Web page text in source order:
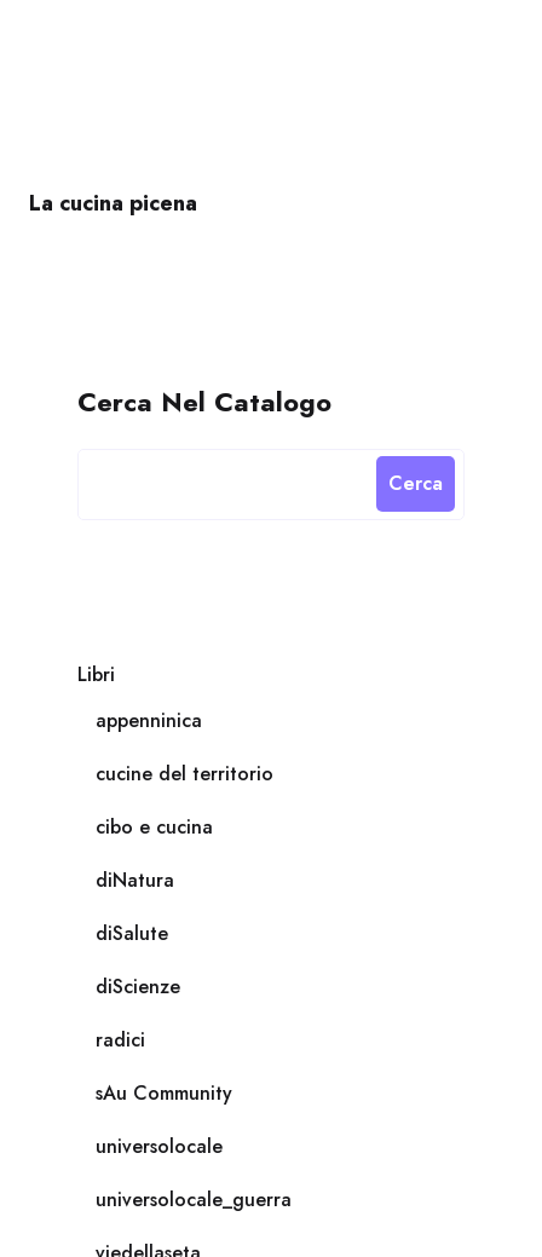
La cucina picena
Cerca Nel Catalogo
Cerca
Libri
appenninica
cucine del territorio
cibo e cucina
diNatura
diSalute
diScienze
radici
sAu Community
universolocale
universolocale_guerra